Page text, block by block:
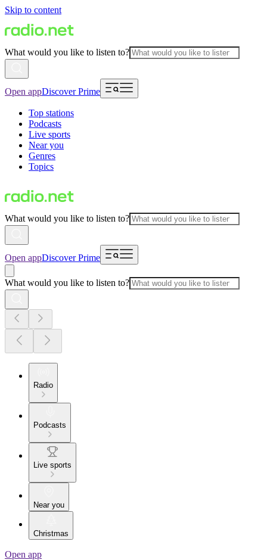
Skip to content
What would you like to listen to?
Open appDiscover Prime
Top stations
Podcasts
Live sports
Near you
Genres
Topics
What would you like to listen to?
Open appDiscover Prime
What would you like to listen to?
Radio
Podcasts
Live sports
Near you
Christmas
Open app